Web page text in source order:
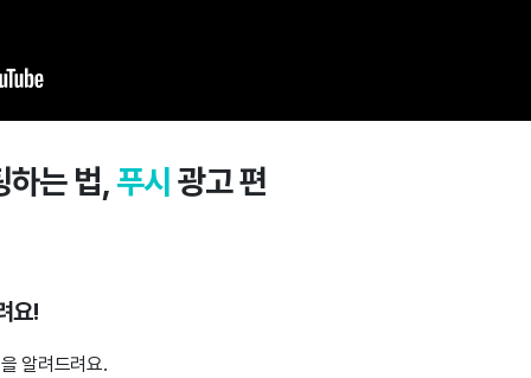
하는 법, 푸시 광고 편
요!
알려드려요.